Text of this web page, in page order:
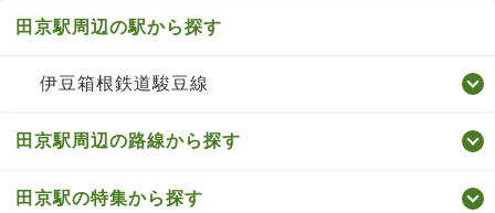
田京駅周辺の駅から探す
伊豆箱根鉄道駿豆線
田京駅周辺の路線から探す
田京駅の特集から探す